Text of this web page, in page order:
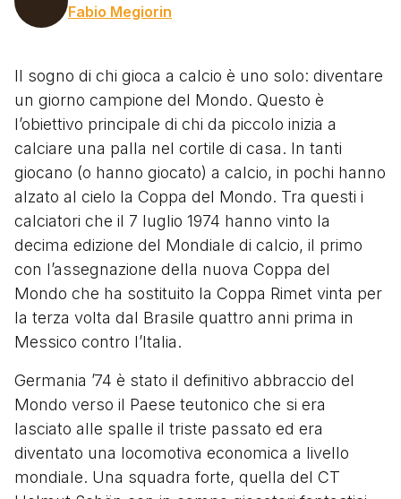
Fabio Megiorin
Il sogno di chi gioca a calcio è uno solo: diventare
un giorno campione del Mondo. Questo è
l’obiettivo principale di chi da piccolo inizia a
calciare una palla nel cortile di casa. In tanti
giocano (o hanno giocato) a calcio, in pochi hanno
alzato al cielo la Coppa del Mondo. Tra questi i
calciatori che il 7 luglio 1974 hanno vinto la
decima edizione del Mondiale di calcio, il primo
con l’assegnazione della nuova Coppa del
Mondo che ha sostituito la Coppa Rimet vinta per
la terza volta dal Brasile quattro anni prima in
Messico contro l’Italia.
Germania ’74 è stato il definitivo abbraccio del
Mondo verso il Paese teutonico che si era
lasciato alle spalle il triste passato ed era
diventato una locomotiva economica a livello
mondiale. Una squadra forte, quella del CT